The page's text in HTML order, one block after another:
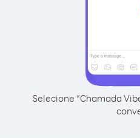
Selecione “Chamada